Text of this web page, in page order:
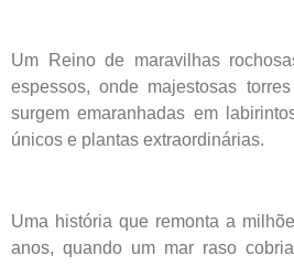
Um Reino de maravilhas
espessos, onde majestosas
surgem emaranhadas em
únicos e plantas extraordinárias.
Uma história que remonta a
anos, quando um mar raso